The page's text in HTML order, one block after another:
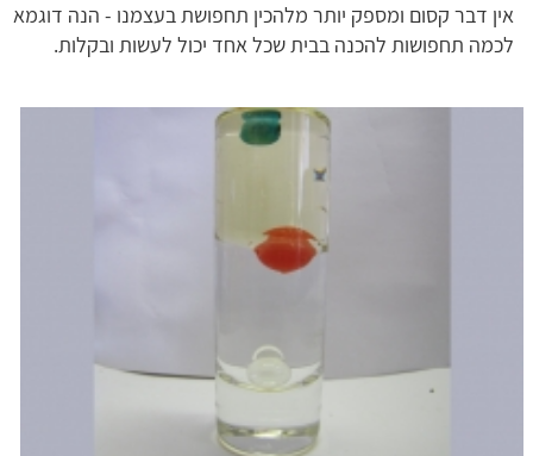
אין דבר קסום ומספק יותר מלהכין תחפושת בעצמנו - הנה דוגמא
לכמה תחפושות להכנה בבית שכל אחד יכול לעשות ובקלות.